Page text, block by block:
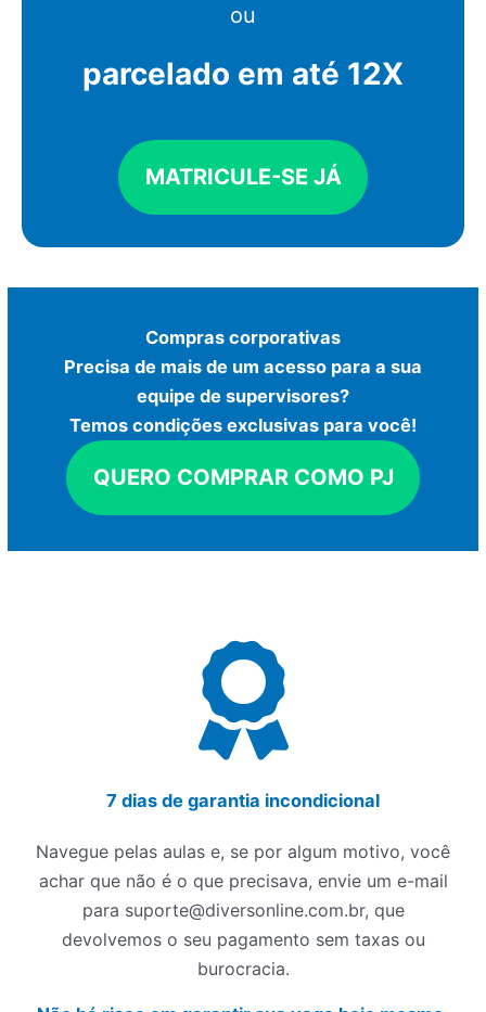
ou
parcelado em até 12X
MATRICULE-SE JÁ
Compras corporativas
Precisa de mais de um acesso para a sua
equipe de supervisores?
Temos condições exclusivas para você!
QUERO COMPRAR COMO PJ
7 dias de garantia incondicional
Navegue pelas aulas e, se por algum motivo, você
achar que não é o que precisava, envie um e-mail
para suporte@diversonline.com.br, que
devolvemos o seu pagamento sem taxas ou
burocracia.